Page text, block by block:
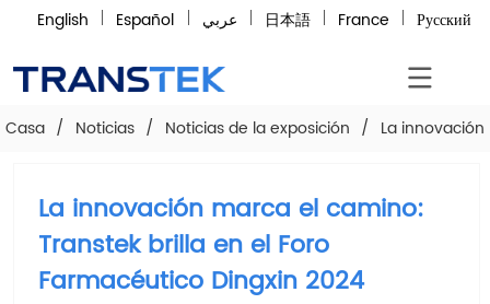
English Español عربي 日本語 France Русский
Casa / Noticias / Noticias de la exposición / La
La innovación marca el camino:
Transtek brilla en el Foro
Farmacéutico Dingxin 2024